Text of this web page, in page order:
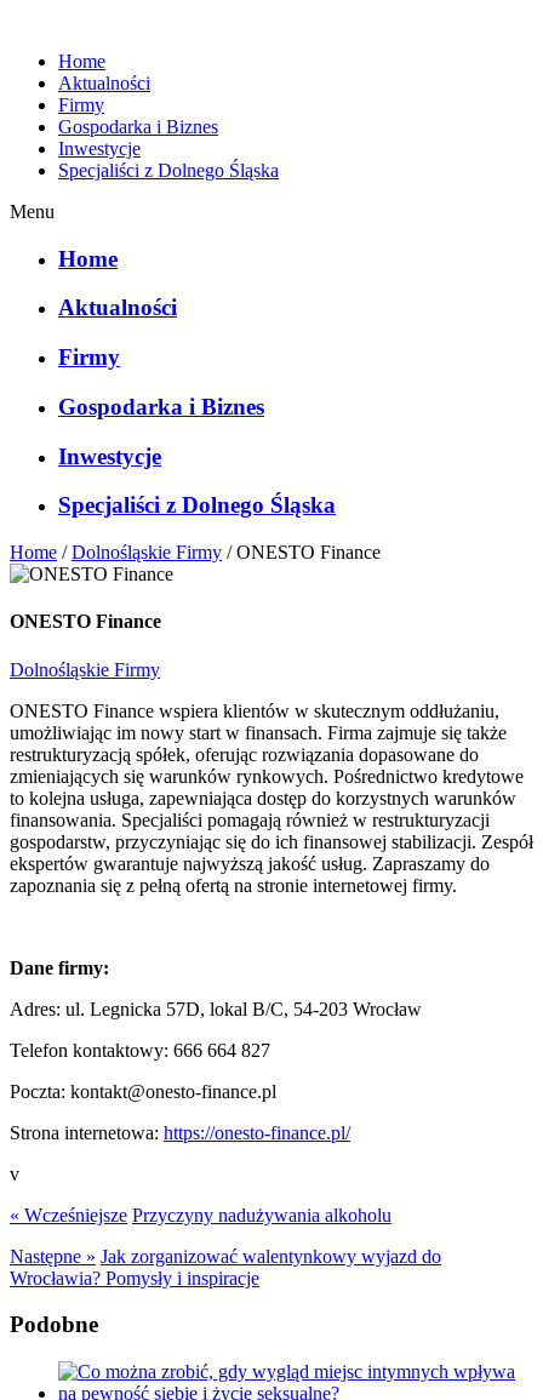
Home
Aktualności
Firmy
Gospodarka i Biznes
Inwestycje
Specjaliści z Dolnego Śląska
Menu
Home
Aktualności
Firmy
Gospodarka i Biznes
Inwestycje
Specjaliści z Dolnego Śląska
Home /Dolnośląskie Firmy /ONESTO Finance
ONESTO Finance
Dolnośląskie Firmy
ONESTO Finance wspiera klientów w skutecznym oddłużaniu,
umożliwiając im nowy start w finansach. Firma zajmuje się także
restrukturyzacją spółek, oferując rozwiązania dopasowane do
zmieniających się warunków rynkowych. Pośrednictwo kredytowe
to kolejna usługa, zapewniająca dostęp do korzystnych warunków
finansowania. Specjaliści pomagają również w restrukturyzacji
gospodarstw, przyczyniając się do ich finansowej stabilizacji. Zespół
ekspertów gwarantuje najwyższą jakość usług. Zapraszamy do
zapoznania się z pełną ofertą na stronie internetowej firmy.
Dane firmy:
Adres: ul. Legnicka 57D, lokal B/C, 54-203 Wrocław
Telefon kontaktowy: 666 664 827
Poczta: kontakt@onesto-finance.pl
Strona internetowa: https://onesto-finance.pl/
v
« Wcześniejsze Przyczyny nadużywania alkoholu
Następne » Jak zorganizować walentynkowy wyjazd do
Wrocławia? Pomysły i inspiracje
Podobne